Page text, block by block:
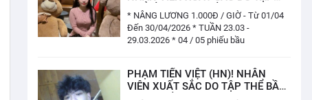
THỂ BẦU CHỌN TUẦN 23.03 -
29.03.2026 (04 / 05 PHIẾU)
* NÂNG LƯƠNG 1.000Đ / GIỜ - Từ 01/04
Đến 30/04/2026 * TUẦN 23.03 -
29.03.2026 * 04 / 05 phiếu bầu
PHẠM TIẾN VIỆT (HN)! NHÂN
VIÊN XUẤT SẮC DO TẬP THỂ BẦU